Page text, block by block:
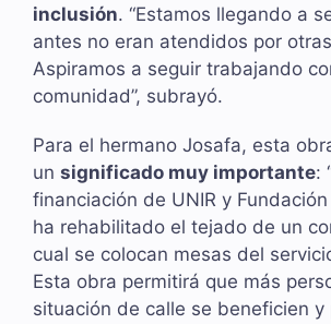
inclusión. “Estamos llegando a
antes no eran atendidos por
Aspiramos a seguir trabajando
comunidad”, subrayó.
Para el hermano Josafa, esta
un significado muy importante:
financiación de UNIR y
ha rehabilitado el tejado de un
cual se colocan mesas del
Esta obra permitirá que más
situación de calle se beneficien y